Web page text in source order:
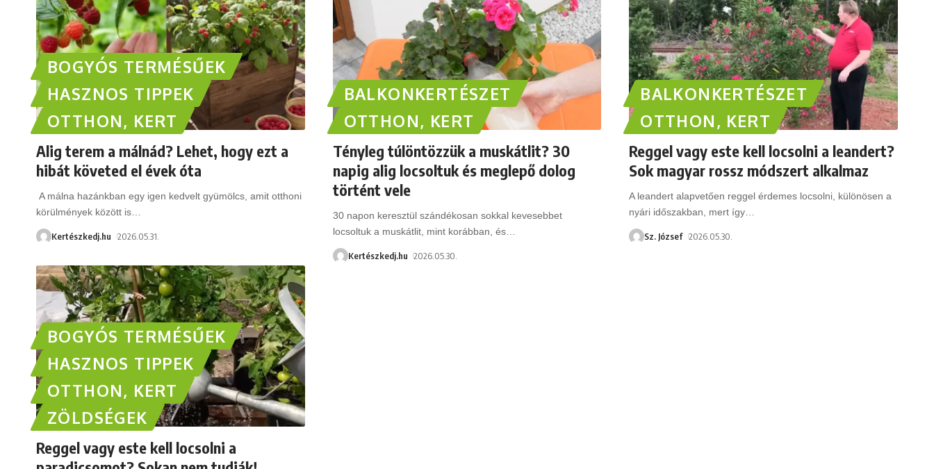
BOGYÓS TERMÉSŰEK
HASZNOS TIPPEK
OTTHON, KERT
Alig terem a málnád? Lehet, hogy ezt a
hibát követed el évek óta
A málna hazánkban egy igen kedvelt gyümölcs, amit otthoni
körülmények között is
Kertészkedj.hu 2026.05.31.
BALKONKERTÉSZET
OTTHON, KERT
Tényleg túlöntözzük a muskátlit? 30
napig alig locsoltuk és meglepő dolog
történt vele
30 napon keresztül szándékosan sokkal kevesebbet
locsoltuk a muskátlit, mint korábban, és…
Kertészkedj.hu 2026.05.30.
BALKONKERTÉSZET
OTTHON, KERT
Reggel vagy este kell locsolni a leandert?
Sok magyar rossz módszert alkalmaz
A leandert alapvetően reggel érdemes locsolni, különösen a
nyári időszakban, mert így
Sz. József 2026.05.30.
BOGYÓS TERMÉSŰEK
HASZNOS TIPPEK
OTTHON, KERT
ZÖLDSÉGEK
Reggel vagy este kell locsolni a